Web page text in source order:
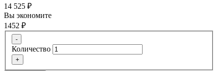
14 525 ₽
Вы экономите
1452 ₽
-
Количество
+